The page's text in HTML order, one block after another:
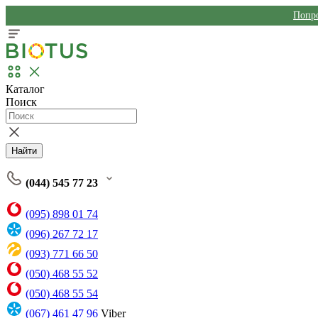
Каталог
Поиск
Найти
(044) 545 77 23
(095) 898 01 74
(096) 267 72 17
(093) 771 66 50
(050) 468 55 52
(050) 468 55 54
(067) 461 47 96 Viber